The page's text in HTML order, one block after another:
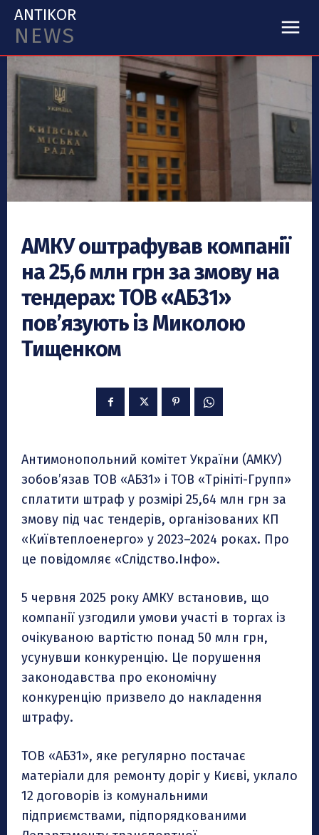
ANTIKOR
NEWS
АМКУ оштрафував компанії
на 25,6 млн грн за змову на
тендерах: ТОВ «АБЗ1»
пов’язують із Миколою
Тищенком
Антимонопольний комітет України (АМКУ)
зобов’язав ТОВ «АБЗ1» і ТОВ «Трініті-Групп»
сплатити штраф у розмірі 25,64 млн грн за
змову під час тендерів, організованих КП
«Київтеплоенерго» у 2023–2024 роках. Про
це повідомляє «Слідство.Інфо».
5 червня 2025 року АМКУ встановив, що
компанії узгодили умови участі в торгах із
очікуваною вартістю понад 50 млн грн,
усунувши конкуренцію. Це порушення
законодавства про економічну
конкуренцію призвело до накладення
штрафу.
ТОВ «АБЗ1», яке регулярно постачає
матеріали для ремонту доріг у Києві, уклало
12 договорів із комунальними
підприємствами, підпорядкованими